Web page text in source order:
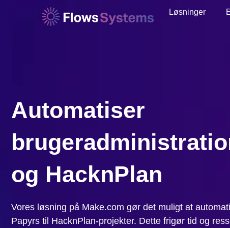
Løsninger
Automatiser
og HacknPlan
Vores løsning på Make.com gør det muligt at
Papyrs til HacknPlan-projekter. Dette frigør tid og